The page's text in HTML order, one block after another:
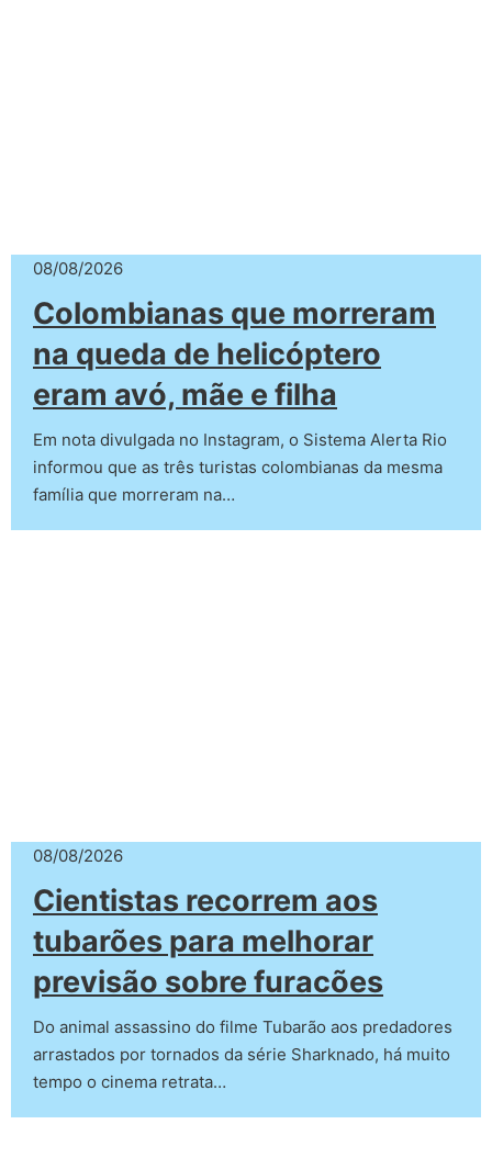
08/08/2026
Colombianas que morreram
na queda de helicóptero
eram avó, mãe e filha
Em nota divulgada no Instagram, o Sistema Alerta Rio
informou que as três turistas colombianas da mesma
família que morreram na…
08/08/2026
Cientistas recorrem aos
tubarões para melhorar
previsão sobre furacões
Do animal assassino do filme Tubarão aos predadores
arrastados por tornados da série Sharknado, há muito
tempo o cinema retrata…